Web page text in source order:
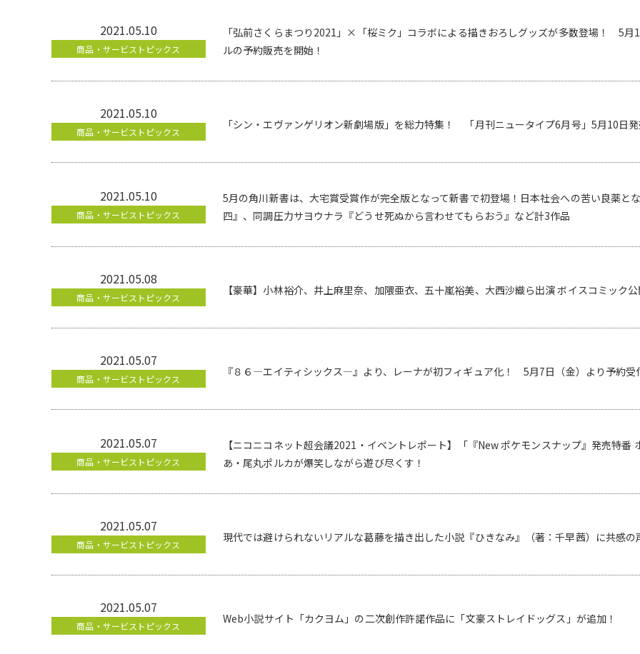
2021.05.10
商品・サービストピックス
「弘前さくらまつり2021」×「桜ミク」コラボによる描きおろしグッズが多数登場！ 5
ルの予約販売を開始！
2021.05.10
商品・サービストピックス
「シン・エヴァンゲリオン新劇場版」を総力特集！ 「月刊ニュータイプ6月号」5月10日
2021.05.10
商品・サービストピックス
5月の角川新書は、大宅賞受賞作が完全版となって新書で初登場！日本社会への苦い良薬
四』、同調圧力サヨウナラ『どうせ死ぬから言わせてもらおう』など計3作品
2021.05.08
商品・サービストピックス
【豪華】小林裕介、井上麻里奈、加隈亜衣、五十嵐裕美、大西沙織ら出演 ボイスコミック
2021.05.07
商品・サービストピックス
『８６―エイティシックス―』より、レーナが初フィギュア化！ 5月7日（金）より予約受
2021.05.07
商品・サービストピックス
【ニコニコネット超会議2021・イベントレポート】「『New ポケモンスナップ』発売特番
あ・尾丸ポルカが爆笑しながら遊び尽くす！
2021.05.07
商品・サービストピックス
現代では避けられないリアルな葛藤を描き出した小説『ひきなみ』（著：千早茜）に共感の
2021.05.07
商品・サービストピックス
Web小説サイト「カクヨム」の二次創作許諾作品に「文豪ストレイドッグス」が追加！